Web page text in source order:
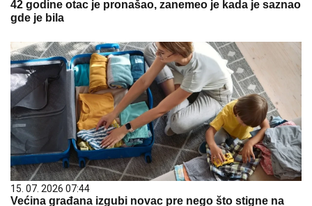
42 godine otac je pronašao, zanemeo je kada je saznao
gde je bila
15. 07. 2026 07:44
Većina građana izgubi novac pre nego što stigne na